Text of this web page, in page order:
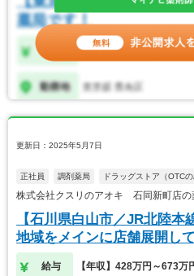
更新日：2025年5月7日
正社員 調剤薬局 ドラッグストア（OTCの
株式会社クスリのアオキ 石同新町店の
【石川県白山市／JR北陸
地域をメインに店舗展開し
給与 【年収】428万円～673万